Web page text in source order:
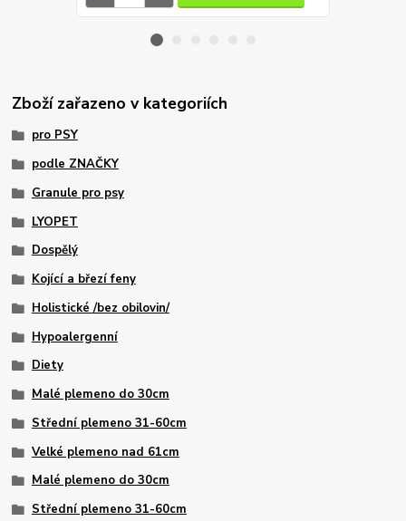
Zboží zařazeno v kategoriích
pro PSY
podle ZNAČKY
Granule pro psy
LYOPET
Dospělý
Kojící a březí feny
Holistické /bez obilovin/
Hypoalergenní
Diety
Malé plemeno do 30cm
Střední plemeno 31-60cm
Velké plemeno nad 61cm
Malé plemeno do 30cm
Střední plemeno 31-60cm